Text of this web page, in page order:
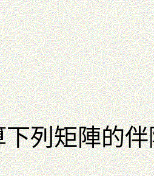
列矩陣的